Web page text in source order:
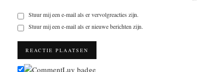
Stuur mij een e-mail als er vervolgreacties zijn.
Stuur mij een e-mail als er nieuwe berichten zijn.